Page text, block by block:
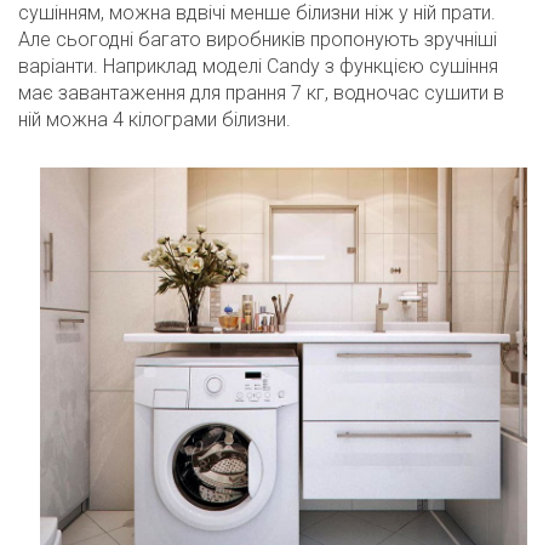
сушінням, можна вдвічі менше білизни ніж у ній прати.
Але сьогодні багато виробників пропонують зручніші
варіанти. Наприклад моделі Candy з функцією сушіння
має завантаження для прання 7 кг, водночас сушити в
ній можна 4 кілограми білизни.